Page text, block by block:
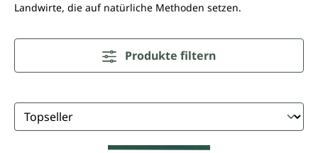
Landwirte, die auf natürliche Methoden setzen.
Produkte filtern